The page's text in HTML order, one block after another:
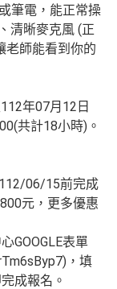
筆電，能正常操
清晰麥克風 (正
老師能看到你的
年07月12日
共計18小時)。
06/15前完成
元，更多優惠
GOOGLE表單
，填
成報名。